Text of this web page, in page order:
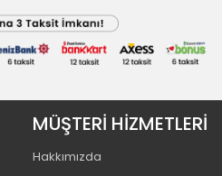
MÜŞTERİ HİZMETLERİ
Hakkımızda